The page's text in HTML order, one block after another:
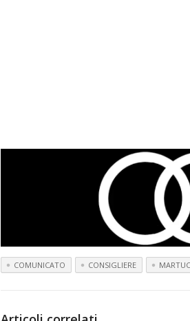
COMUNICATO CONSIGLIERE